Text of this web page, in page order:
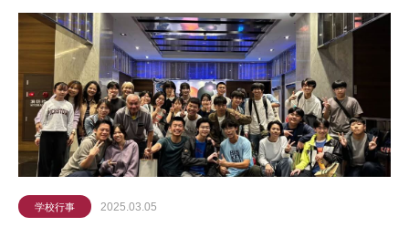
学校行事 2025.03.05